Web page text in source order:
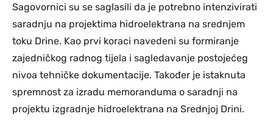
Sagovornici su se saglasili da je potrebno intenzivirati
saradnju na projektima hidroelektrana na srednjem
toku Drine. Kao prvi koraci navedeni su formiranje
zajedničkog radnog tijela i sagledavanje postojećeg
nivoa tehničke dokumentacije. Također je istaknuta
spremnost za izradu memoranduma o saradnji na
projektu izgradnje hidroelektrana na Srednjoj Drini.